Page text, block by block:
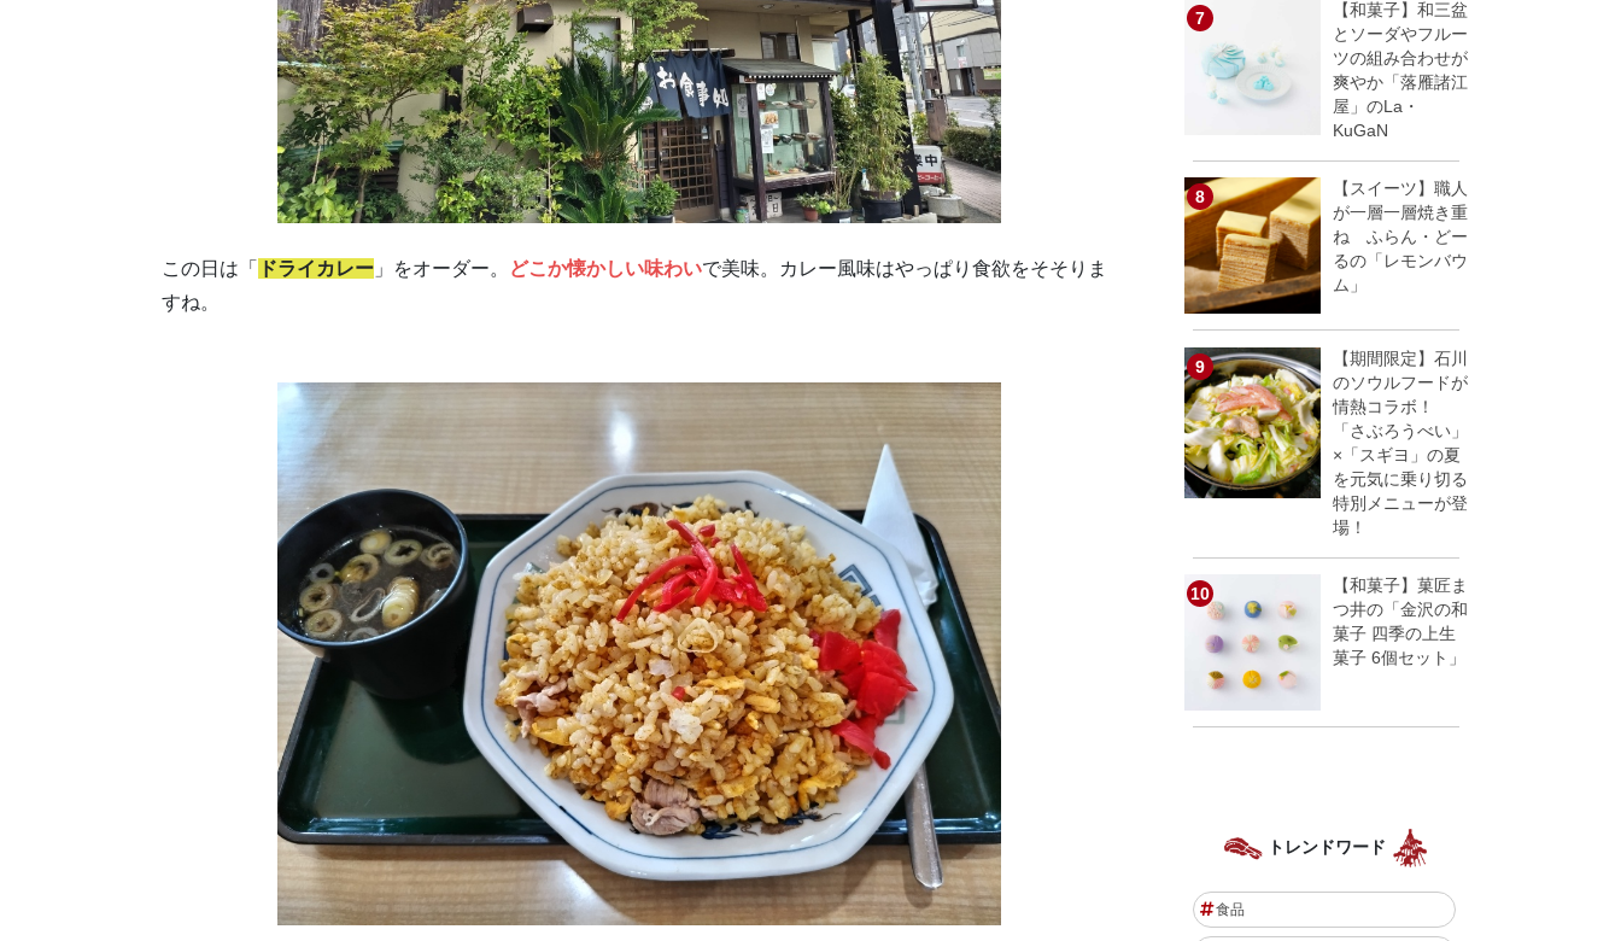
この日は「 ドライカレー 」をオーダー。 どこか懐かしい味わいで美味。カレー風味はやっぱり食欲をそそりま
すね。
【和菓子】和三盆
とソーダやフルー
ツの組み合わせが
爽やか「落雁諸江
屋」のLa・
KuGaN
【スイーツ】職人
が一層一層焼き重
ね ふらん・どー
るの「レモンバウ
ム」
【期間限定】石川
のソウルフードが
情熱コラボ！
「さぶろうべい」
×「スギヨ」の夏
を元気に乗り切る
特別メニューが登
場！
【和菓子】菓匠ま
つ井の「金沢の和
菓子 四季の上生
菓子 6個セット」
トレンドワード
食品